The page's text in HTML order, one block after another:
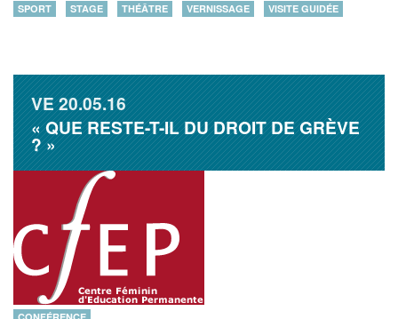
SPORT
STAGE THÉÂTRE VERNISSAGE VISITE GUIDÉE
VE20.05.16
« QUE RESTE-T-IL DU DROIT DE GRÈVE
? »